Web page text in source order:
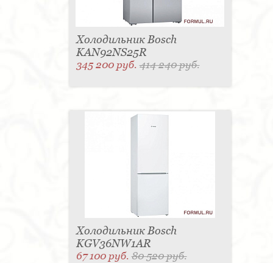
Холодильник Bosch
KAN92NS25R
345 200 руб.414 240 руб.
Холодильник Bosch
KGV36NW1AR
67 100 руб.80 520 руб.